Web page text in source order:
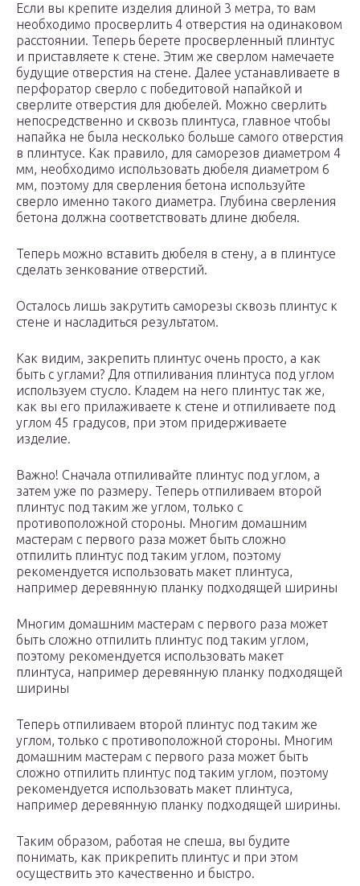
Если вы крепите изделия длиной 3 метра, то вам
необходимо просверлить 4 отверстия на одинаковом
расстоянии. Теперь берете просверленный плинтус
и приставляете к стене. Этим же сверлом намечаете
будущие отверстия на стене. Далее устанавливаете в
перфоратор сверло с победитовой напайкой и
сверлите отверстия для дюбелей. Можно сверлить
непосредственно и сквозь плинтуса, главное чтобы
напайка не была несколько больше самого отверстия
в плинтусе. Как правило, для саморезов диаметром 4
мм, необходимо использовать дюбеля диаметром 6
мм, поэтому для сверления бетона используйте
сверло именно такого диаметра. Глубина сверления
бетона должна соответствовать длине дюбеля.
Теперь можно вставить дюбеля в стену, а в плинтусе
сделать зенкование отверстий.
Осталось лишь закрутить саморезы сквозь плинтус к
стене и насладиться результатом.
Как видим, закрепить плинтус очень просто, а как
быть с углами? Для отпиливания плинтуса под углом
используем стусло. Кладем на него плинтус так же,
как вы его прилаживаете к стене и отпиливаете под
углом 45 градусов, при этом придерживаете
изделие.
Важно! Сначала отпиливайте плинтус под углом, а
затем уже по размеру. Теперь отпиливаем второй
плинтус под таким же углом, только с
противоположной стороны. Многим домашним
мастерам с первого раза может быть сложно
отпилить плинтус под таким углом, поэтому
рекомендуется использовать макет плинтуса,
например деревянную планку подходящей ширины
Многим домашним мастерам с первого раза может
быть сложно отпилить плинтус под таким углом,
поэтому рекомендуется использовать макет
плинтуса, например деревянную планку подходящей
ширины
Теперь отпиливаем второй плинтус под таким же
углом, только с противоположной стороны. Многим
домашним мастерам с первого раза может быть
сложно отпилить плинтус под таким углом, поэтому
рекомендуется использовать макет плинтуса,
например деревянную планку подходящей ширины.
Таким образом, работая не спеша, вы будите
понимать, как прикрепить плинтус и при этом
осуществить это качественно и быстро.